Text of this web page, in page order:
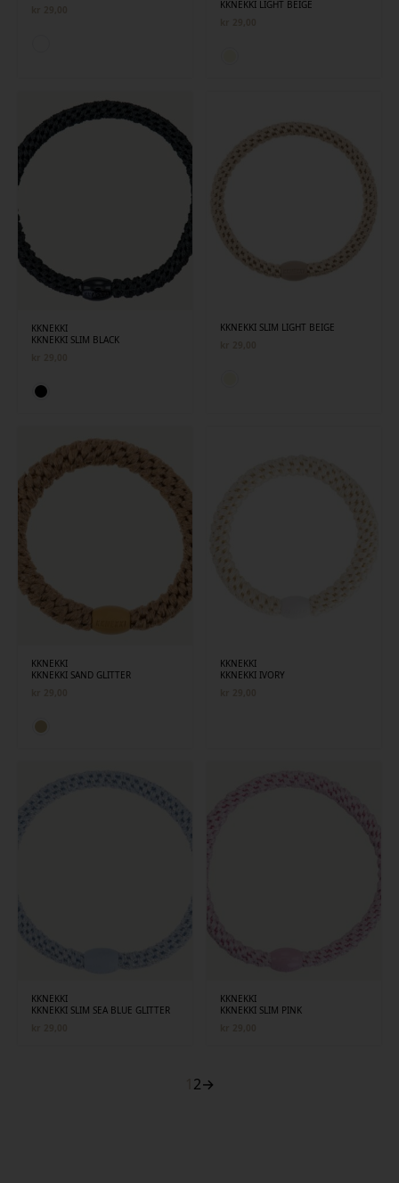
KKNEKKI LIGHT BEIGE
KKNEKKI
KKNEKKI SLIM BLACK
KKNEKKI SLIM LIGHT BEIGE
KKNEKKI
KKNEKKI SAND GLITTER
KKNEKKI
KKNEKKI IVORY
KKNEKKI
KKNEKKI SLIM SEA BLUE GLITTER
KKNEKKI
KKNEKKI SLIM PINK
2→